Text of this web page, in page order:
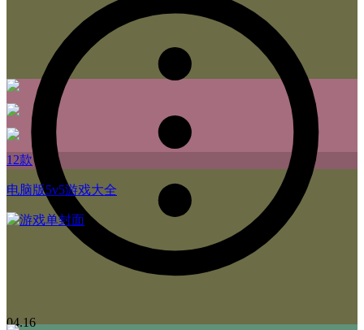
04.16
12款
电脑版5v5游戏大全